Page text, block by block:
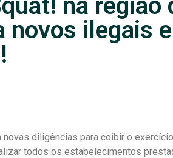
na região
novos ilegais
novas diligências para coibir o
todos os estabelecimentos